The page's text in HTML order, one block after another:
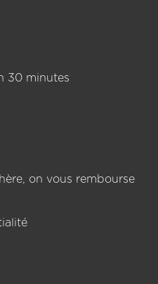
30 minutes
on vous rembourse